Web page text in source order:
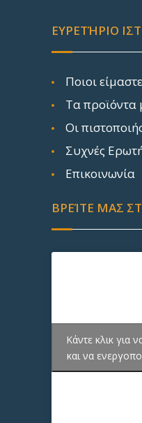
ΕΥΡΕΤΉΡΙΟ
Ποιοι είμαστε
Τα προϊόντα
Οι
Συχνές
Επικοινωνία
ΒΡΕΊΤΕ ΜΑΣ
Κάντε κλικ για
και να